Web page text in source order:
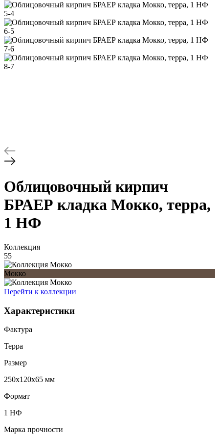
Облицовочный кирпич
БРАЕР кладка Мокко, терра,
1 НФ
Коллекция
55
Мокко
Перейти к коллекции
Характеристики
Фактура
Терра
Размер
250х120х65 мм
Формат
1 НФ
Марка прочности